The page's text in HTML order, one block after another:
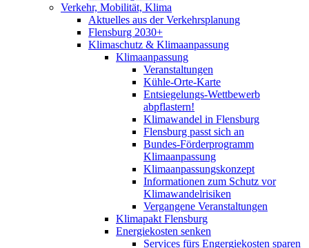
Verkehr, Mobilität, Klima
Aktuelles aus der Verkehrsplanung
Flensburg 2030+
Klimaschutz & Klimaanpassung
Klimaanpassung
Veranstaltungen
Kühle-Orte-Karte
Entsiegelungs-Wettbewerb
abpflastern!
Klimawandel in Flensburg
Flensburg passt sich an
Bundes-Förderprogramm
Klimaanpassung
Klimaanpassungskonzept
Informationen zum Schutz vor
Klimawandelrisiken
Vergangene Veranstaltungen
Klimapakt Flensburg
Energiekosten senken
Services fürs Engergiekosten sparen